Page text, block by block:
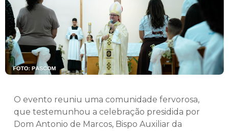
O evento reuniu uma comunidade fervorosa,
que testemunhou a celebração presidida por
Dom Antonio de Marcos, Bispo Auxiliar da